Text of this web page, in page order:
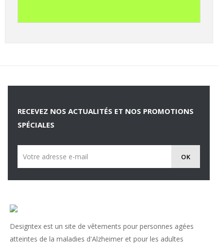
RECEVEZ NOS ACTUALITÉS ET NOS PROMOTIONS
SPÉCIALES
Designtex est un site de vêtements pour personnes agées
atteintes de la maladies d'Alzheimer et pour les adultes